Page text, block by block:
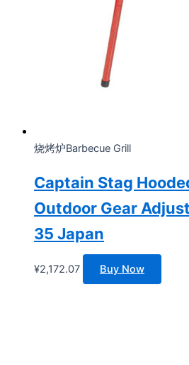
烧烤炉Barbecue Grill
Captain Stag
Outdoor Gear
35 Japan
¥2,172.07 Buy Now